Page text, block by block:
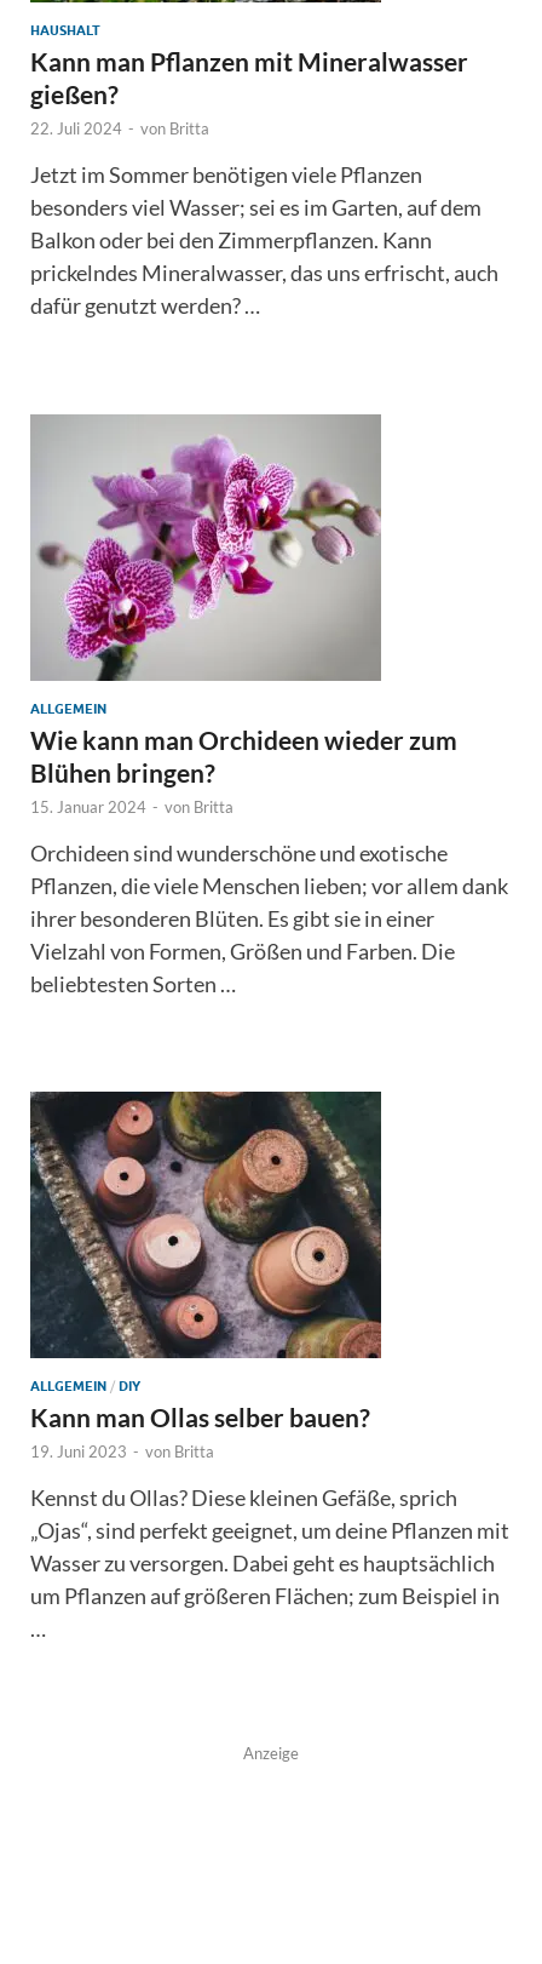
HAUSHALT
Kann man Pflanzen mit Mineralwasser
gießen?
22. Juli 2024 - von Britta
Jetzt im Sommer benötigen viele Pflanzen
besonders viel Wasser; sei es im Garten, auf dem
Balkon oder bei den Zimmerpflanzen. Kann
prickelndes Mineralwasser, das uns erfrischt, auch
dafür genutzt werden? …
ALLGEMEIN
Wie kann man Orchideen wieder zum
Blühen bringen?
15. Januar 2024 - von Britta
Orchideen sind wunderschöne und exotische
Pflanzen, die viele Menschen lieben; vor allem dank
ihrer besonderen Blüten. Es gibt sie in einer
Vielzahl von Formen, Größen und Farben. Die
beliebtesten Sorten …
ALLGEMEIN / DIY
Kann man Ollas selber bauen?
19. Juni 2023 - von Britta
Kennst du Ollas? Diese kleinen Gefäße, sprich
„Ojas“, sind perfekt geeignet, um deine Pflanzen mit
Wasser zu versorgen. Dabei geht es hauptsächlich
um Pflanzen auf größeren Flächen; zum Beispiel in
…
Anzeige